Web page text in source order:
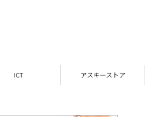
アスキーストア インフォメーション